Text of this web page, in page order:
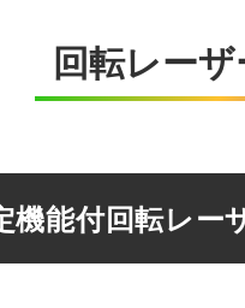
回転レー
機能付回転レ